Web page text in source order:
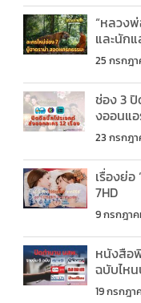
“หลวงพ่
และนัก
25 กรกฎ
ช่อง 3 ปิ
งออนแ
23 กรกฎ
เรื่องย่
7HD
9 กรกฎา
หนังสือ
ฉบับไห
19 กรกฎา